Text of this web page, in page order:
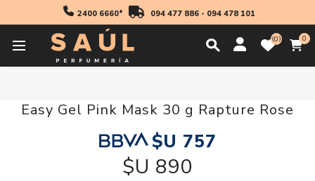
2400 6660* 094 477 886- 094 478 101
0 0
Manicuria Easy Gel Pink Mask 30 g Rapture Rose
Easy Gel Pink Mask 30 g Rapture Rose
$U 757
$U 890